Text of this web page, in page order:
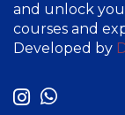
and unlock
courses and
Developed by